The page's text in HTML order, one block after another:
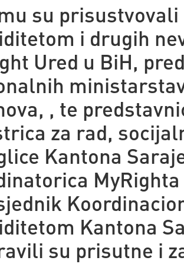
su
i drugih
Ured u BiH,
, te
za rad,
Kantona
Kantona
su prisutne i